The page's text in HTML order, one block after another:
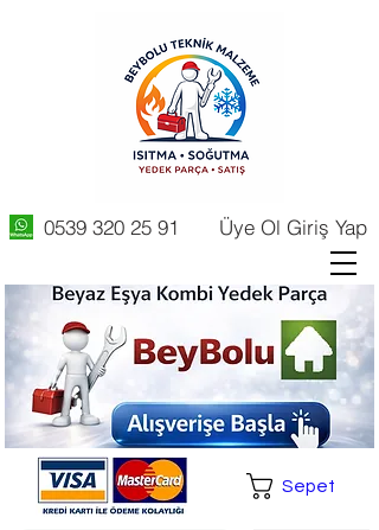
Üye Ol Giriş Yap
0539 320 25 91
Sepet